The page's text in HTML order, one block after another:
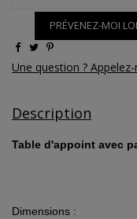
PRÉVENEZ-MOI
Une question ?
Description
Table d'appoint avec
Dimensions :